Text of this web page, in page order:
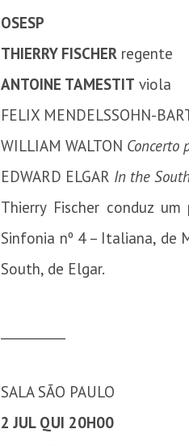
OSESP
THIERRY FISCHER regente
ANTOINE TAMESTIT viola
FELIX MENDELSSOHN-
WILLIAM WALTON Concerto
EDWARD ELGAR In the
Thierry Fischer conduz
Sinfonia nº 4 – Italiana, de
South, de Elgar.
SALA SÃO PAULO
2 JUL QUI 20H00